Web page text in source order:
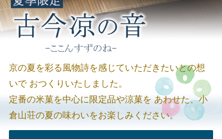
京の夏を彩る風物詩を感じていただきたいとの想
いでおつくりいたしました。
定番の米菓を中心に限定品や涼菓を あわせた、小
倉山荘の夏の味わいをお楽しみください。